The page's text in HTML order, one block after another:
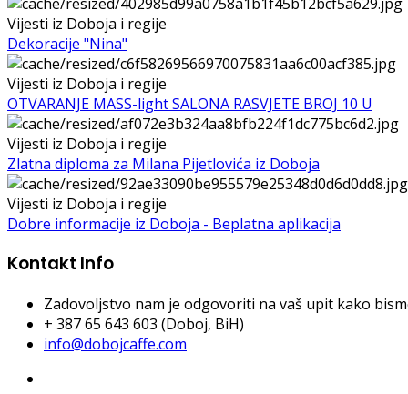
Vijesti iz Doboja i regije
Dekoracije "Nina"
Vijesti iz Doboja i regije
OTVARANJE MASS-light SALONA RASVJETE BROJ 10 U
Vijesti iz Doboja i regije
Zlatna diploma za Milana Pijetlovića iz Doboja
Vijesti iz Doboja i regije
Dobre informacije iz Doboja - Beplatna aplikacija
Kontakt Info
Zadovoljstvo nam je odgovoriti na vaš upit kako
+ 387 65 643 603 (Doboj, BiH)
info@dobojcaffe.com